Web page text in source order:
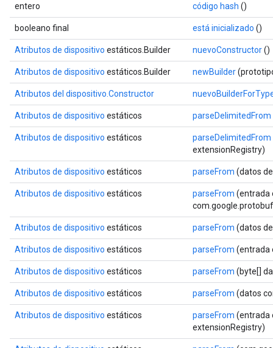
entero código hash ()
booleano final está inicializado ()
Atributos de dispositivo estáticos.Builder nuevoConstructor()
Atributos de dispositivo estáticos.Builder newBuilder
Atributos del dispositivo.Constructor
Atributos de dispositivo estáticos parseDelimitedFrom
Atributos de dispositivo estáticos parseDelimitedFrom
extensionRegistry)
Atributos de dispositivo estáticos parseFrom (datos
Atributos de dispositivo estáticos parseFrom (entrada
Atributos de dispositivo estáticos parseFrom (datos
Atributos de dispositivo estáticos parseFrom (entrada
Atributos de dispositivo estáticos parseFrom (byte[]
Atributos de dispositivo estáticos parseFrom (datos
Atributos de dispositivo estáticos parseFrom (entrada
extensionRegistry)